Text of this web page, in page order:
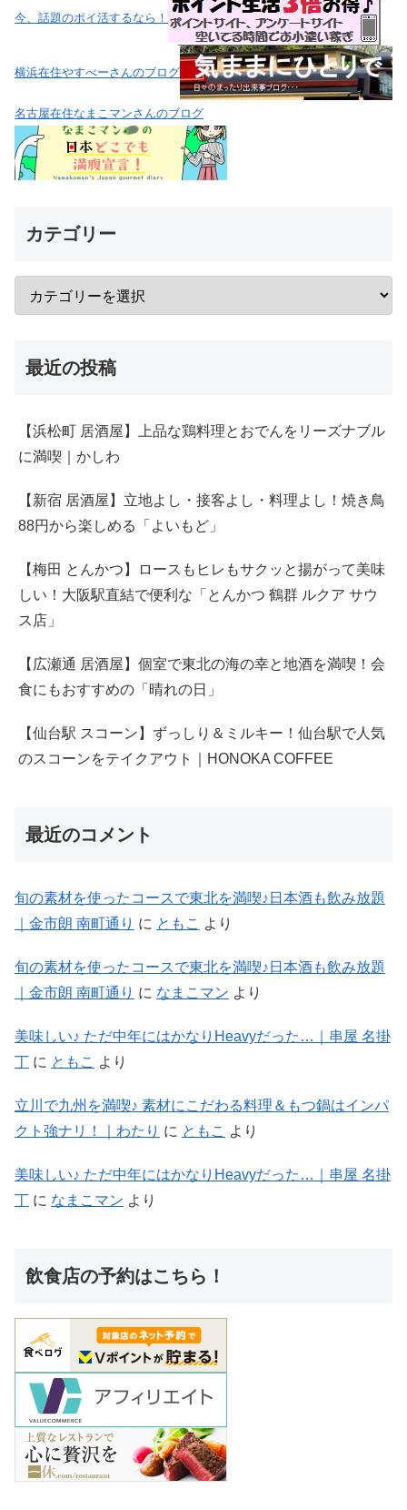
今、話題のポイ活するなら！
横浜在住やすべーさんのブログ
名古屋在住なまこマンさんのブログ
カテゴリー
最近の投稿
【浜松町 居酒屋】上品な鶏料理とおでんをリーズナブル
に満喫｜かしわ
【新宿 居酒屋】立地よし・接客よし・料理よし！焼き鳥
88円から楽しめる「よいもど」
【梅田 とんかつ】ロースもヒレもサクッと揚がって美味
しい！大阪駅直結で便利な「とんかつ 鶴群 ルクア サウ
ス店」
【広瀬通 居酒屋】個室で東北の海の幸と地酒を満喫！会
食にもおすすめの「晴れの日」
【仙台駅 スコーン】ずっしり＆ミルキー！仙台駅で人気
のスコーンをテイクアウト｜HONOKA COFFEE
最近のコメント
旬の素材を使ったコースで東北を満喫♪日本酒も飲み放題
｜金市朗 南町通り に ともこ より
旬の素材を使ったコースで東北を満喫♪日本酒も飲み放題
｜金市朗 南町通り に なまこマン より
美味しい♪ ただ中年にはかなりHeavyだった…｜串屋 名掛
丁 に ともこ より
立川で九州を満喫♪ 素材にこだわる料理＆もつ鍋はインパ
クト強ナリ！｜わたり に ともこ より
美味しい♪ ただ中年にはかなりHeavyだった…｜串屋 名掛
丁 に なまこマン より
飲食店の予約はこちら！